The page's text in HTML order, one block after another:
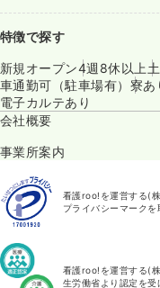
特徴で探す
新規オープン4週8休以上
車通勤可（駐車場有） 寮あ
電子カルテあり
会社概要
事業所案内
看護roo!を運営する(
プライバシーマークを
看護roo!を運営する(
生労働省より認定を受